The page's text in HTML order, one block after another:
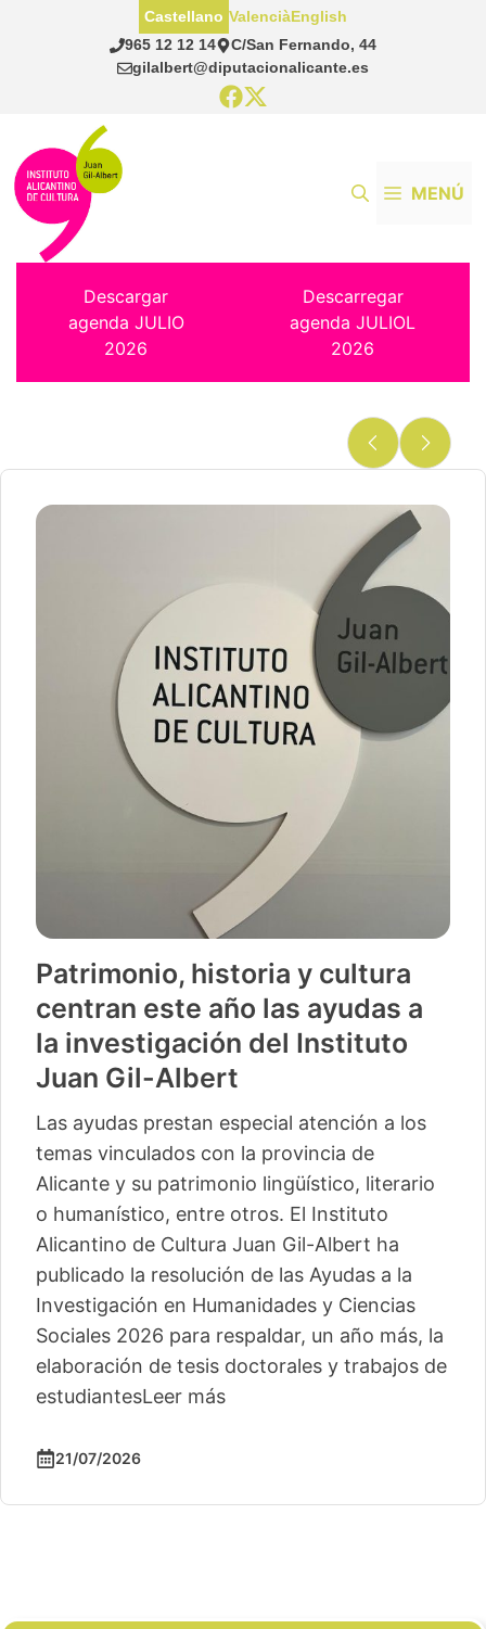
965 12 12 14
C/San Fernando, 44
gilalbert@diputacionalicante.es
Castellano ValenciàEnglish
MENÚ
Descargar
agenda JULIO
2026
Descarregar
agenda JULIOL
2026
Patrimonio, historia y cultura
centran este año las ayudas a
la investigación del Instituto
Juan Gil-Albert
Las ayudas prestan especial atención a los
temas vinculados con la provincia de
Alicante y su patrimonio lingüístico, literario
o humanístico, entre otros. El Instituto
Alicantino de Cultura Juan Gil-Albert ha
publicado la resolución de las Ayudas a la
Investigación en Humanidades y Ciencias
Sociales 2026 para respaldar, un año más, la
elaboración de tesis doctorales y trabajos de
estudiantesLeer más
21/07/2026